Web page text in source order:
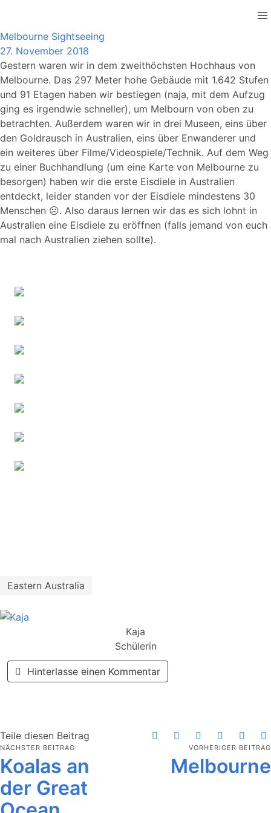
Melbourne Sightseeing
27. November 2018
Gestern waren wir in dem zweithöchsten Hochhaus von
Melbourne. Das 297 Meter hohe Gebäude mit 1.642 Stufen
und 91 Etagen haben wir bestiegen (naja, mit dem Aufzug
ging es irgendwie schneller), um Melbourn von oben zu
betrachten. Außerdem waren wir in drei Museen, eins über
den Goldrausch in Australien, eins über Enwanderer und
ein weiteres über Filme/Videospiele/Technik. Auf dem Weg
zu einer Buchhandlung (um eine Karte von Melbourne zu
besorgen) haben wir die erste Eisdiele in Australien
entdeckt, leider standen vor der Eisdiele mindestens 30
Menschen ☹. Also daraus lernen wir das es sich lohnt in
Australien eine Eisdiele zu eröffnen (falls jemand von euch
mal nach Australien ziehen sollte).
Eastern Australia
Kaja
Schülerin
Hinterlasse einen Kommentar
Teile diesen Beitrag
NÄCHSTER BEITRAG
Koalas an
der Great
VORHERIGER BEITRAG
Melbourne